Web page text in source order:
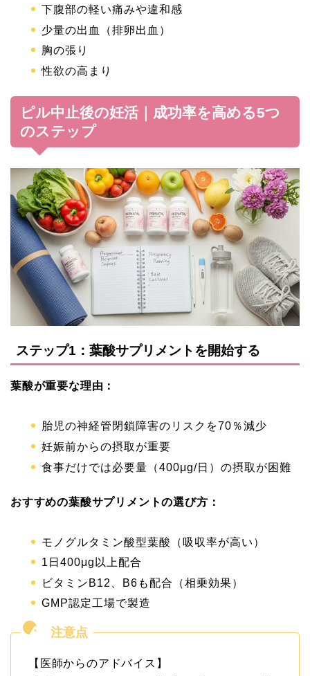
下腹部の軽い痛みや違和感
少量の出血（排卵出血）
胸の張り
性欲の高まり
ピル中止後の妊活｜成功率を高める5つ
のステップ
ステップ1：葉酸サプリメントを開始する
葉酸が重要な理由：
胎児の神経管閉鎖障害のリスクを70％減少
妊娠前からの摂取が重要
食事だけでは必要量（400μg/日）の摂取が困難
おすすめの葉酸サプリメントの選び方：
モノグルタミン酸型葉酸（吸収率が高い）
1日400μg以上配合
ビタミンB12、B6も配合（相乗効果）
GMP認定工場で製造
【医師からのアドバイス】